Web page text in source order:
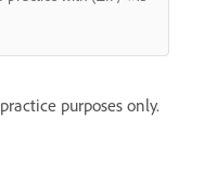
purposes only.